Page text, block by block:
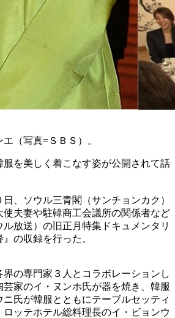
（写真=ＳＢＳ）。
を美しく着こなす姿が公開されて話
、ソウル三青閣（サンチョンカク）
使夫妻や駐韓商工会議所の関係者など
放送）の旧正月特集ドキュメンタリ
の収録を行った。
の専門家３人とコラボレーションし
家のイ・ヌンホ氏が器を焼き、韓服
氏が韓服とともにテーブルセッティ
ロッテホテル総料理長のイ・ビョンウ